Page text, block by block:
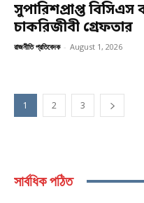
সুপারিশপ্রাপ্ত
চাকরিজীবী গ্রেফতার
রাজনীতি প্রতিবেদক - August 1, 2026
1 2 3
সার্বধিক পঠিত